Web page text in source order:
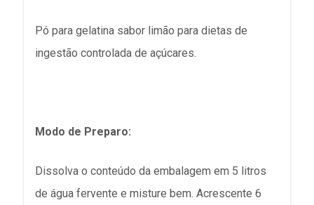
Pó para gelatina sabor limão para dietas de
ingestão controlada de açúcares.
Modo de Preparo:
Dissolva o conteúdo da embalagem em 5 litros
de água fervente e misture bem. Acrescente 6